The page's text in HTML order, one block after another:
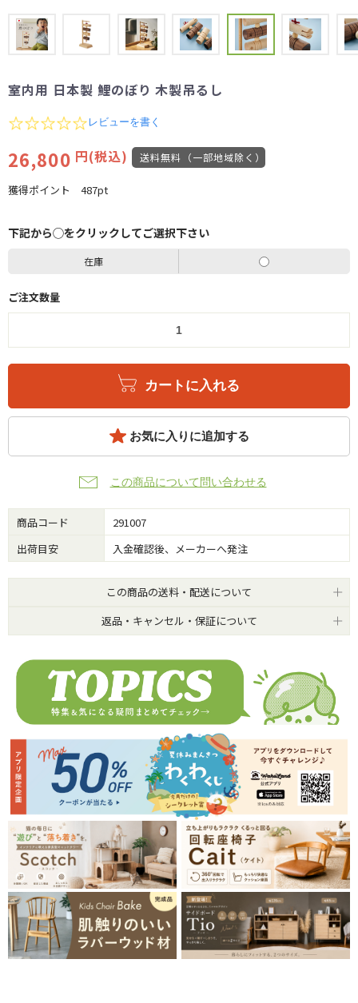
室内用 日本製 鯉のぼり 木製吊るし
0.0
rating
レビューを書く
26,800 円(税込) 送料無料（一部地域除く）
獲得ポイント 487pt
下記から◯をクリックしてご選択下さい
在庫
ご注文数量
カートに入れる
お気に入りに追加する
この商品について問い合わせる
商品コード
291007
出荷目安
入金確認後、メーカーへ発注
この商品の送料・配送について
返品・キャンセル・保証について